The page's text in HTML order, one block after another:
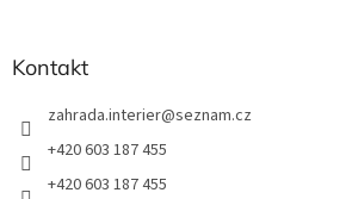
Kontakt
zahrada.interier@seznam.cz
+420 603 187 455
+420 603 187 455